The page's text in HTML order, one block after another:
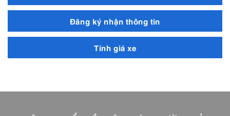
Đăng ký nhận thông tin
Tính giá xe